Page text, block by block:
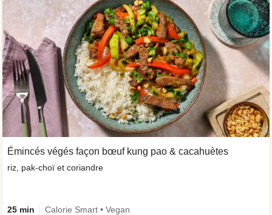
Émincés végés façon bœuf kung pao & cacahuètes
riz, pak-choï et coriandre
25 min Calorie Smart • Vegan